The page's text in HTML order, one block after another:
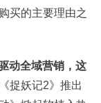
买的主要理由之
动全域营销，这
捉妖记2》推出